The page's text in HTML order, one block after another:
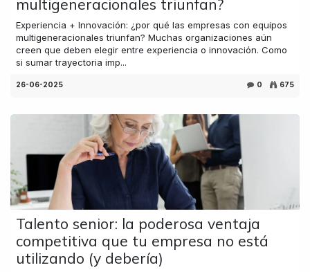
multigeneracionales triunfan?
Experiencia + Innovación: ¿por qué las empresas con equipos
multigeneracionales triunfan? Muchas organizaciones aún
creen que deben elegir entre experiencia o innovación. Como
si sumar trayectoria imp...
26-06-2025 0 675
Talento senior: la poderosa ventaja
competitiva que tu empresa no está
utilizando (y debería)